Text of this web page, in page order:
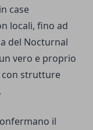
case
locali, fino ad
del Nocturnal
vero e proprio
con strutture
il